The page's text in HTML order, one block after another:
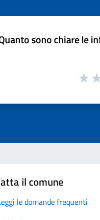
sono chiare le
il comune
le domande frequenti